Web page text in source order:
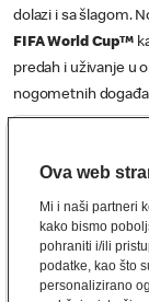
dolazi i sa šlagom.
FIFA World Cup™
predah i uživanje u
nogometnih
najbližem
Ova web
Mi i naši partneri
kako bismo
pohraniti i/ili
podatke, kao što
personalizirano